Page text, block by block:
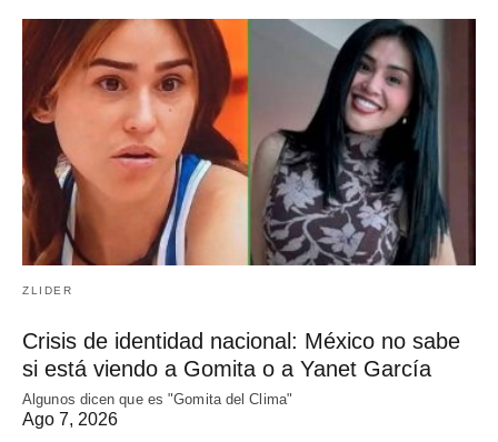
ZLIDER
Crisis de identidad nacional: México no sabe
si está viendo a Gomita o a Yanet García
Algunos dicen que es "Gomita del Clima"
Ago 7, 2026